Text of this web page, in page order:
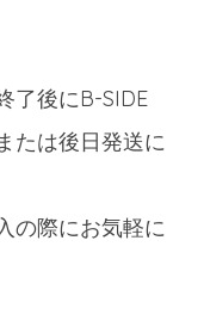
了後にB-SIDE
たは後日発送に
の際にお気軽に